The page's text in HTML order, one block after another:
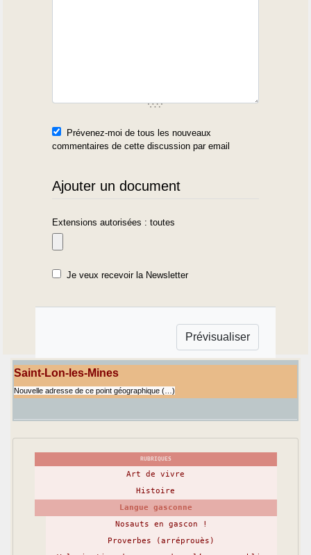
Prévenez-moi de tous les nouveaux
commentaires de cette discussion par email
Ajouter un document
Extensions autorisées : toutes
Je veux recevoir la Newsletter
Saint-Lon-les-Mines
Nouvelle adresse de ce point géographique (…)
RUBRIQUES
Art de vivre
Histoire
Langue gasconne
Nosauts en gascon !
Proverbes (arréprouès)